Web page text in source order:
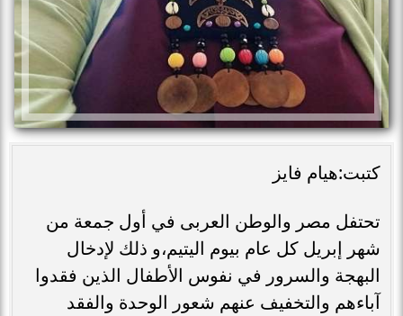
كتبت:هيام فايز
تحتفل مصر والوطن العربى في أول جمعة من
شهر إبريل كل عام بيوم اليتيم،و ذلك لإدخال
البهجة والسرور في نفوس الأطفال الذين فقدوا
آباءهم والتخفيف عنهم شعور الوحدة والفقد